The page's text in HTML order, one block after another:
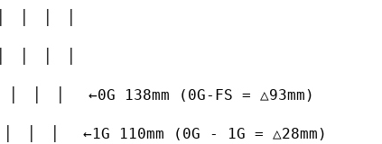
│ │ ←0G 138mm (0G-FS = △93mm)
│ │ │ ←1G 110mm (0G - 1G = △28mm)